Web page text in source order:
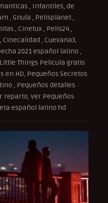
, Infantiles, de
, Gnula , Pelisplanet ,
, Cinetux , Pelis24 ,
, Cuevana3,
2021 español latino ,
Things Pelicula gratis
en HD, Pequeños Secretos
, Pequeños detalles
reparto, ver Pequeños
español latino hd